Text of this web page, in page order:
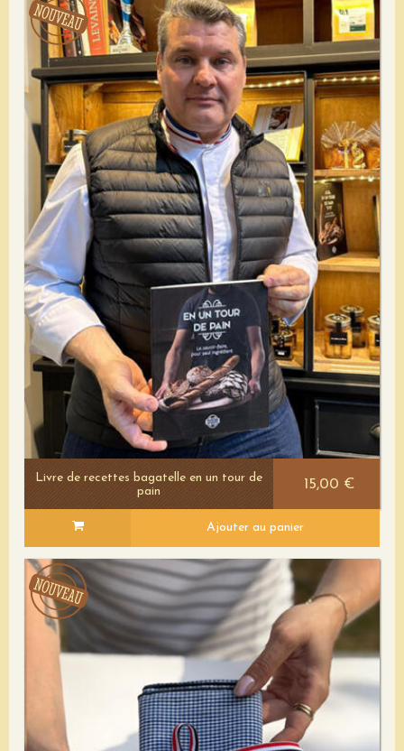
Voir le détail
Voir le détail
Livre de recettes bagatelle en un tour de
pain
15,00 €
Ajouter au panier